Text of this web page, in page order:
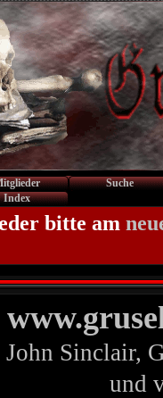
Suche
Index
bitte am
John Sinclair,
und